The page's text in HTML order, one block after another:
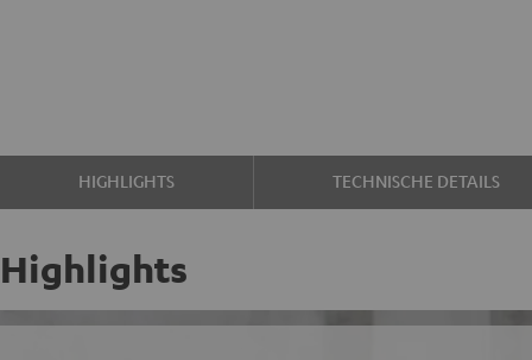
HIGHLIGHTS TECHNISCHE DETAILS
Highlights